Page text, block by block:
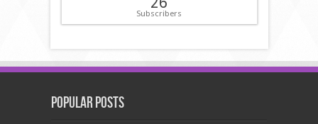
Subscribers
Popular Posts